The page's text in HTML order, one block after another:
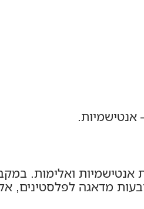
אנטישמיות.
ואלימות.
מדאגה לפלסטינים,